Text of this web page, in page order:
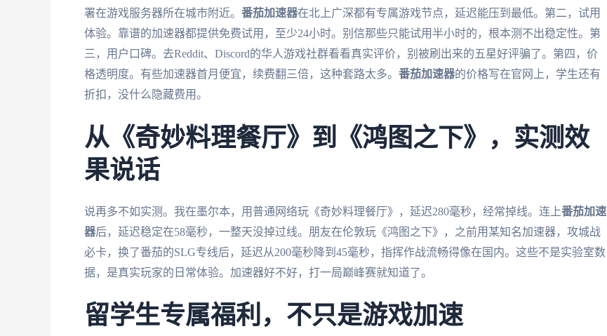
署在游戏服务器所在城市附近。 番茄加速器在北上广深都有专属游戏节点，延迟能压到最低。第二，试用
体验。靠谱的加速器都提供免费试用，至少24小时。别信那些只能试用半小时的，根本测不出稳定性。第
三，用户口碑。去Reddit、Discord的华人游戏社群看看真实评价，别被刷出来的五星好评骗了。第四，价
格透明度。有些加速器首月便宜，续费翻三倍，这种套路太多。 番茄加速器的价格写在官网上，学生还有
折扣，没什么隐藏费用。
从《奇妙料理餐厅》到《鸿图之下》，实测效
果说话
说再多不如实测。我在墨尔本，用普通网络玩《奇妙料理餐厅》，延迟280毫秒，经常掉线。连上番茄加速
器后，延迟稳定在58毫秒，一整天没掉过线。朋友在伦敦玩《鸿图之下》，之前用某知名加速器，攻城战
必卡，换了番茄的SLG专线后，延迟从200毫秒降到45毫秒，指挥作战流畅得像在国内。这些不是实验室数
据，是真实玩家的日常体验。加速器好不好，打一局巅峰赛就知道了。
留学生专属福利，不只是游戏加速